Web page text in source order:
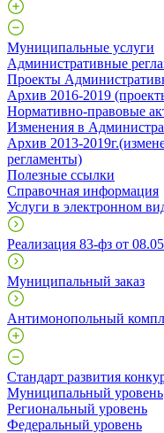
Муниципальные услуги
Административные
Проекты
Архив 2016-2019
Нормативно-правовые
Изменения в
Архив 2013-
регламенты)
Полезные ссылки
Справочная информация
Услуги в электронном
Реализация 83-фз от
Муниципальный заказ
Антимонопольный
Стандарт развития
Муниципальный уровень
Региональный уровень
Федеральный уровень